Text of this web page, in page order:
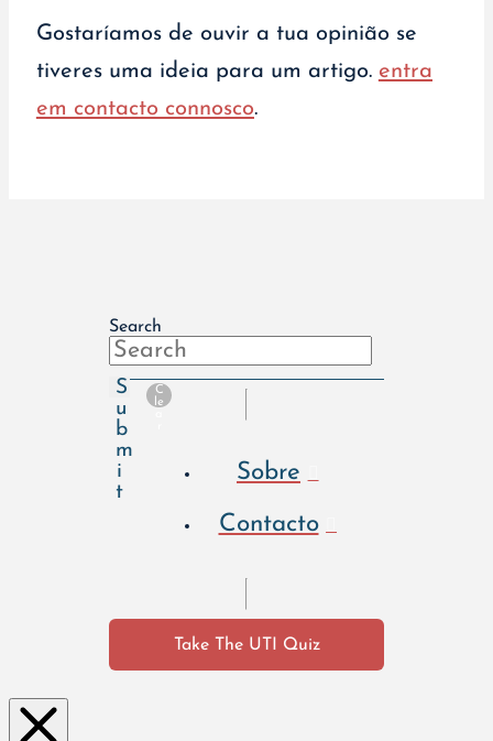
Gostaríamos de ouvir a tua opinião se
tiveres uma ideia para um artigo. entra
em contacto connosco.
Search
S
u
b
m
i
t
C
le
Sobre
Contacto
Take The UTI Quiz